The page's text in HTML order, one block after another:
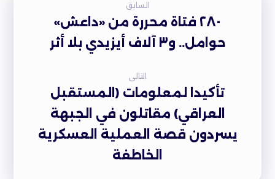
السابق
٢٨٠ فتاة محررة من «داعش»
حوامل.. و٣ آلاف أيزيدي بلا أثر
التالى
تأكيدا لمعلومات (المستقبل
العراقي) مقاتلون في الجبهة
يسردون قصة العملية العسكرية
الخاطفة